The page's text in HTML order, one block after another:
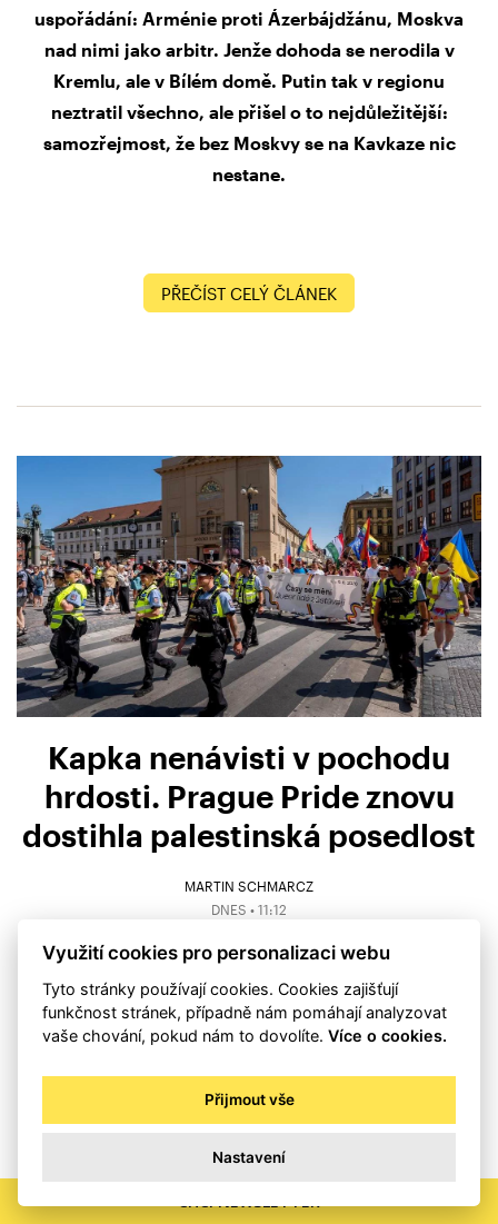
uspořádání: Arménie proti Ázerbájdžánu, Moskva
nad nimi jako arbitr. Jenže dohoda se nerodila v
Kremlu, ale v Bílém domě. Putin tak v regionu
neztratil všechno, ale přišel o to nejdůležitější:
samozřejmost, že bez Moskvy se na Kavkaze nic
nestane.
PŘEČÍST CELÝ ČLÁNEK
Kapka nenávisti v pochodu
hrdosti. Prague Pride znovu
dostihla palestinská posedlost
MARTIN SCHMARCZ
DNES • 11:12
KOMETNÁŘ MARTINA SCHMARCZE | Už se zdálo, že
letos se Prague Pride obejde bez antisemitských
incidentů. Ostatně konal se ve stínu berlínského
dostali do průvodu a poněkud pokazili jinak
Využití cookies pro personalizaci webu
Tyto stránky používají cookies. Cookies zajišťují
funkčnost stránek, případně nám pomáhají analyzovat
vaše chování, pokud nám to dovolíte.Více o cookies.
Přijmout vše
Nastavení
CHCI NEWSLETTER